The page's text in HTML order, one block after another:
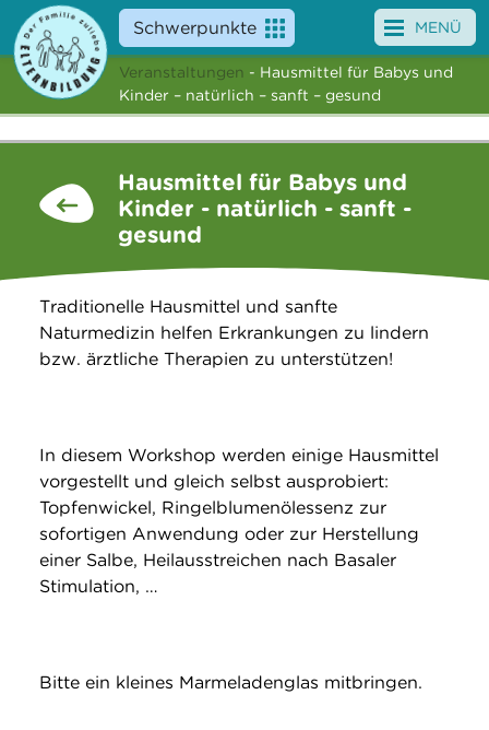
Schwerpunkte
Angebote
News
Suche
MENÜ
Veranstaltungen - Hausmittel für Babys und
Kinder – natürlich – sanft – gesund
Hausmittel für Babys und
Kinder - natürlich - sanft -
gesund
Traditionelle Hausmittel und sanfte
Naturmedizin helfen Erkrankungen zu lindern
bzw. ärztliche Therapien zu unterstützen!
In diesem Workshop werden einige Hausmittel
vorgestellt und gleich selbst ausprobiert:
Topfenwickel, Ringelblumenölessenz zur
sofortigen Anwendung oder zur Herstellung
einer Salbe, Heilausstreichen nach Basaler
Stimulation, …
Bitte ein kleines Marmeladenglas mitbringen.